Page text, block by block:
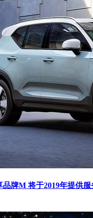
牌M 将于2019年提供服